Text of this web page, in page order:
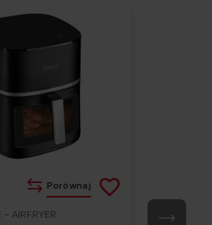
– AIRFRYER
Porównaj Dodaj